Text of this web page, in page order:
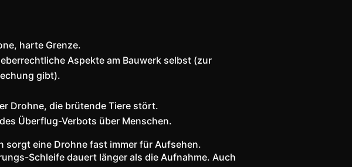
harte Grenze.
Aspekte am Bauwerk selbst (zur
gibt).
Drohne, die brütende Tiere stört.
Überflug-Verbots über Menschen.
sorgt eine Drohne fast immer für Aufsehen.
Schleife dauert länger als die Aufnahme. Auch